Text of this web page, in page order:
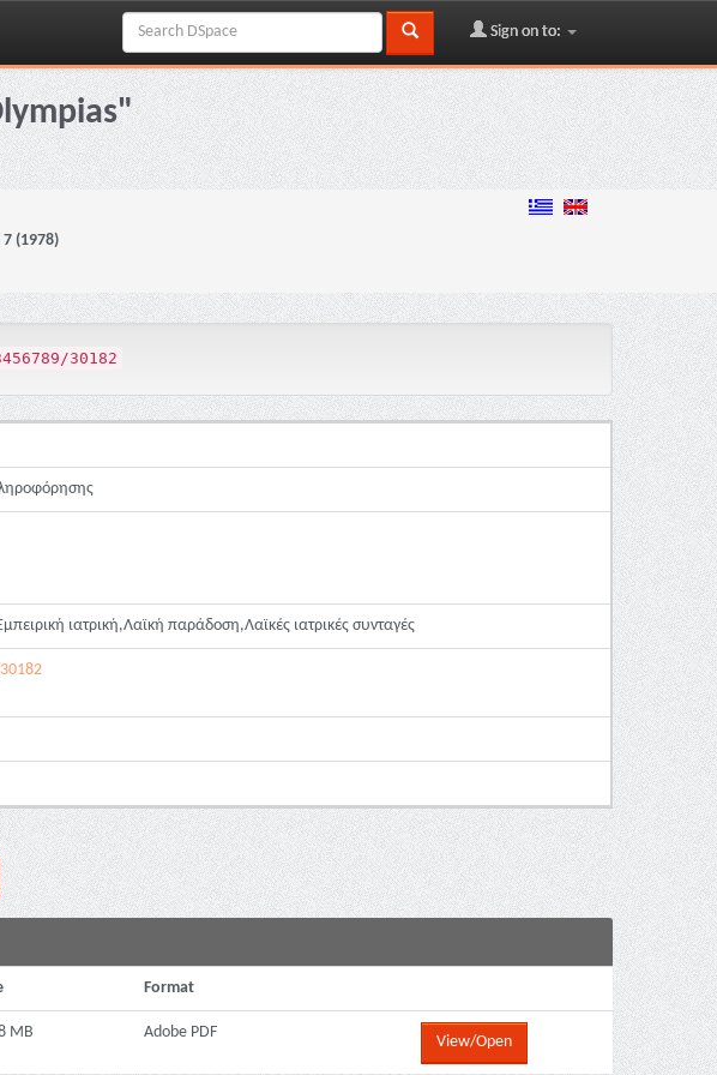
Sign on to:
(1978)
30182
ιατρική,Λαϊκή παράδοση,Λαϊκές ιατρικές συνταγές
Format
MB Adobe PDF
View/Open